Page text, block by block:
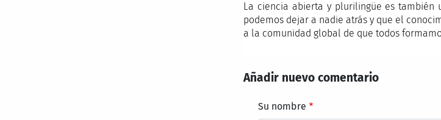
La ciencia abierta y plurilingüe es
podemos dejar a nadie atrás y que el
a la comunidad global de que todos
Añadir nuevo comentario
Su nombre